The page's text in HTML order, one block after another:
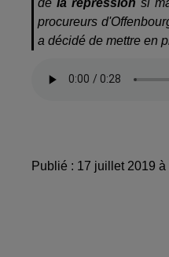
dela répression si
procureurs
a décidé de mettre en
Publié : 17 juillet 2019